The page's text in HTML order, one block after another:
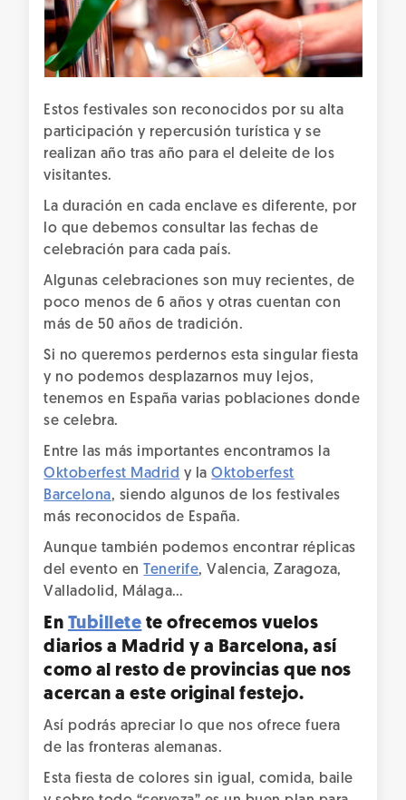
Estos festivales son reconocidos por su alta
participación y repercusión turística y se
realizan año tras año para el deleite de los
visitantes.
La duración en cada enclave es diferente, por
lo que debemos consultar las fechas de
celebración para cada país.
Algunas celebraciones son muy recientes, de
poco menos de 6 años y otras cuentan con
más de 50 años de tradición.
Si no queremos perdernos esta singular fiesta
y no podemos desplazarnos muy lejos,
tenemos en España varias poblaciones donde
se celebra.
Entre las más importantes encontramos la
Oktoberfest Madrid y laOktoberfest
Barcelona, siendo algunos de los festivales
más reconocidos de España.
Aunque también podemos encontrar réplicas
del evento en
Tenerife, Valencia, Zaragoza,
Valladolid, Málaga…
En Tubillete te ofrecemos vuelos
diarios a Madrid y a Barcelona, así
como al resto de provincias que nos
acercan a este original festejo.
Así podrás apreciar lo que nos ofrece fuera
de las fronteras alemanas.
Esta fiesta de colores sin igual, comida, baile